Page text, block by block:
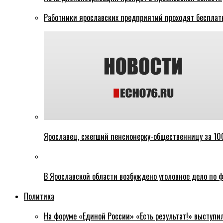
Работники ярославских предприятий проходят
Ярославец, сжегший пенсионерку-общественницу за
В Ярославской области возбуждено уголовное дело по
Политика
На форуме «Единой России» «Есть результат!»